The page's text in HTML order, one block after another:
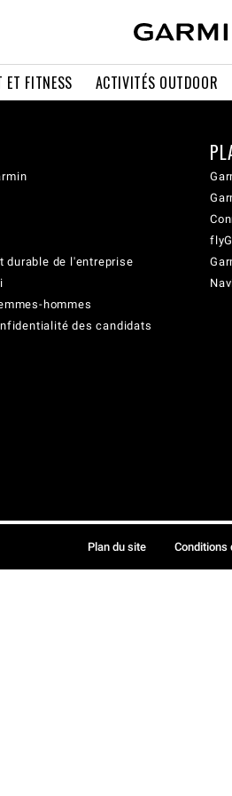
ET FITNESS ACTIVITÉS OUTDOOR
durable de l'entreprise
hommes
des candidats
Plan du site Conditions